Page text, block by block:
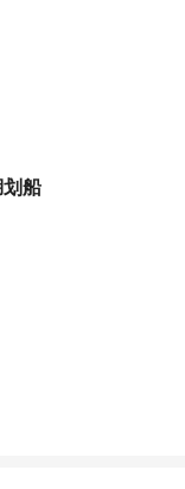
船